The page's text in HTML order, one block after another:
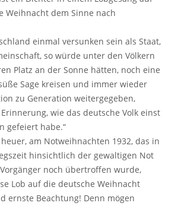
Weihnacht dem Sinne nach
einmal versunken sein als Staat,
so würde unter den Völkern
Platz an der Sonne hätten, noch eine
Sage kreisen und immer wieder
zu Generation weitergegeben,
wie das deutsche Volk einst
gefeiert habe.“
am Notweihnachten 1932, das in
hinsichtlich der gewaltigen Not
noch übertroffen wurde,
Lob auf die deutsche Weihnacht
ernste Beachtung! Denn mögen